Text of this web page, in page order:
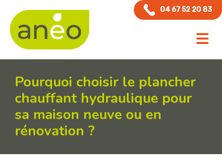
04 67 52 20 83
Pourquoi choisir le plancher
chauffant hydraulique pour
sa maison neuve ou en
rénovation ?